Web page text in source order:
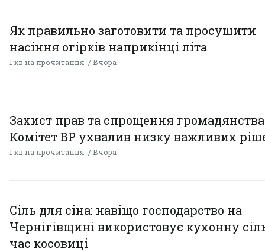
Як правильно заготовити та просушити
насіння огірків наприкінці літа
1 хв на прочитання Вчора
Захист прав та спрощення
Комітет ВР ухвалив низку важливих
1 хв на прочитання Вчора
Сіль для сіна: навіщо господарство на
Чернігівщині використовує кухонну
час косовиці